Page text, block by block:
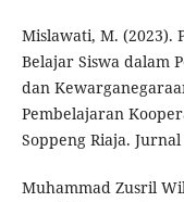
Mislawati, M. (2023).
Belajar Siswa dalam
dan
Pembelajaran
Soppeng Riaja.
Muhammad Zusril